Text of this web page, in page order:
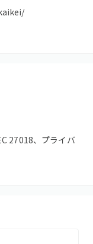
27018、プライバ